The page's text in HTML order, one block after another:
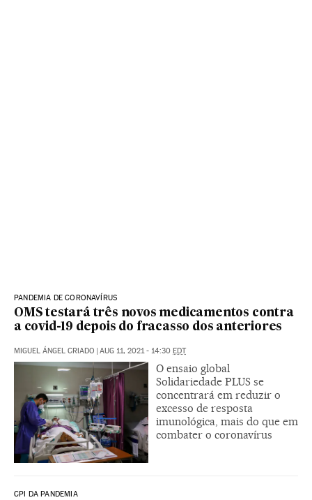
PANDEMIA DE CORONAVÍRUS
OMS testará três novos medicamentos contra
a covid-19 depois do fracasso dos anteriores
MIGUEL ÁNGEL CRIADO AUG 11, 2021 - 14:30 EDT
O ensaio global
Solidariedade PLUS se
concentrará em reduzir o
excesso de resposta
imunológica, mais do que em
combater o coronavírus
CPI DA PANDEMIA